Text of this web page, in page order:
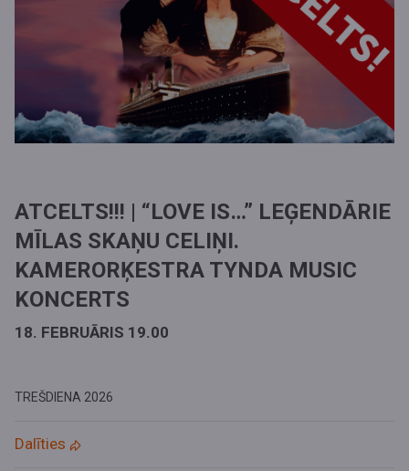
ATCELTS!!! | “LOVE IS…” LEĢENDĀRIE
MĪLAS SKAŅU CELIŅI.
KAMERORĶESTRA TYNDA MUSIC
KONCERTS
18. FEBRUĀRIS 19.00
TREŠDIENA 2026
Dalīties